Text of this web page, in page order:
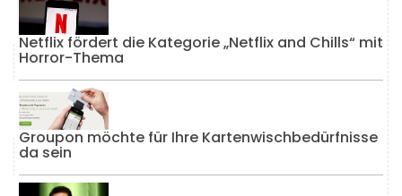
Netflix fördert die Kategorie „Netflix and Chills“ mit
Horror-Thema
Groupon möchte für Ihre Kartenwischbedürfnisse
da sein